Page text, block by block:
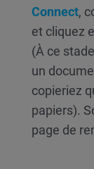
Connect,
et cliquez
(À ce
un
copieriez
papiers).
page de